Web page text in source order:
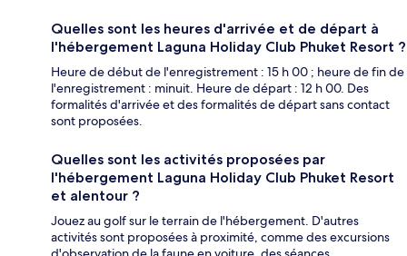
Quelles sont les heures d'arrivée et de départ à
l'hébergement Laguna Holiday Club Phuket Resort ?
Heure de début de l'enregistrement : 15 h 00 ; heure de fin de
l'enregistrement : minuit. Heure de départ : 12 h 00. Des
formalités d'arrivée et des formalités de départ sans contact
sont proposées.
Quelles sont les activités proposées par
l'hébergement Laguna Holiday Club Phuket Resort
et alentour ?
Jouez au golf sur le terrain de l'hébergement. D'autres
activités sont proposées à proximité, comme des excursions